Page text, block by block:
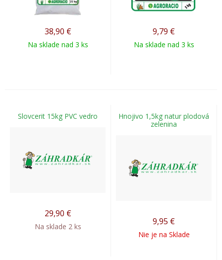
38,90 €
Na sklade nad 3 ks
9,79 €
Na sklade nad 3 ks
Slovcerit 15kg PVC vedro
29,90 €
Na sklade 2 ks
Hnojivo 1,5kg natur plodová
zelenina
9,95 €
Nie je na Sklade